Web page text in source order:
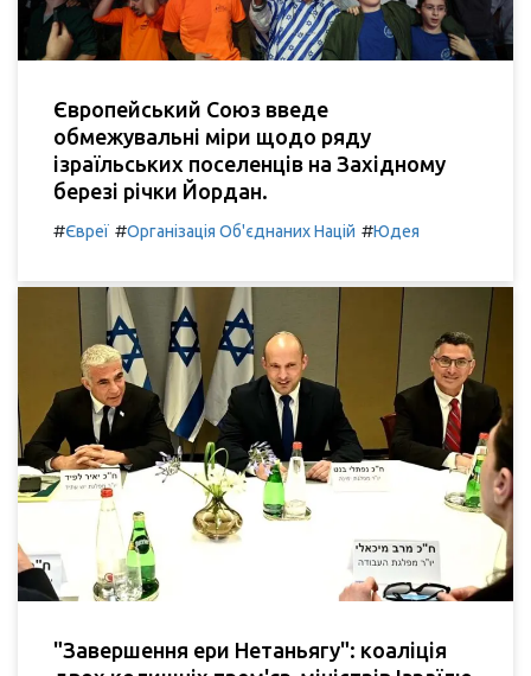
Європейський Союз введе
обмежувальні міри щодо ряду
ізраїльських поселенців на Західному
березі річки Йордан.
#Євреї #Організація Об'єднаних Націй #Юдея
"Завершення ери Нетаньягу": коаліція